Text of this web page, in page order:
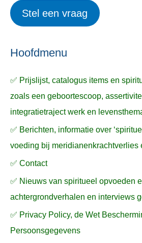
e
n
e
k
a
r
:
Stel een vraag
Hoofdmenu
✅ Prijslijst, catalogus items en
zoals een geboortescoop,
integratietraject werk en
✅ Berichten, informatie over
voeding bij meridianenkrachtverlies
✅ Contact
✅ Nieuws van spiritueel opvoeden
achtergrondverhalen en interviews
✅ Privacy Policy, de Wet
Persoonsgegevens
p
n